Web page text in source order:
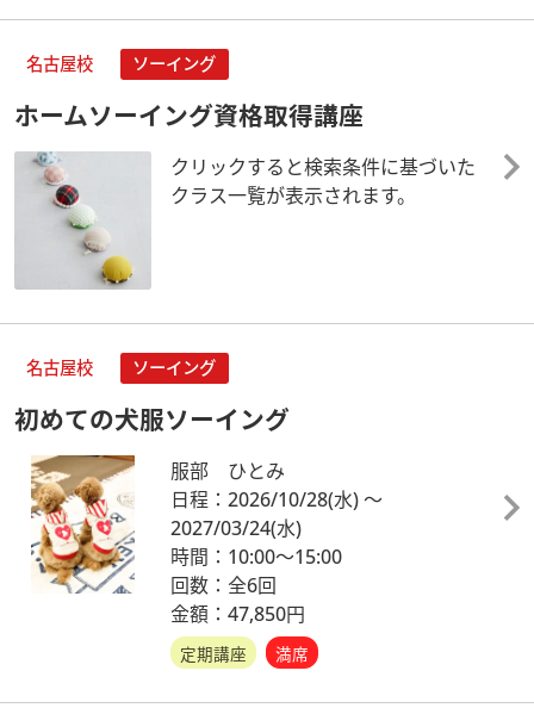
名古屋校 ソーイング
ホームソーイング資格取得講座
クリックすると検索条件に基づいた
クラス一覧が表示されます。
名古屋校 ソーイング
初めての犬服ソーイング
服部 ひとみ
日程：2026/10/28(水)～
2027/03/24(水)
時間：10:00～15:00
回数：全6回
金額：47,850円
定期講座 満席